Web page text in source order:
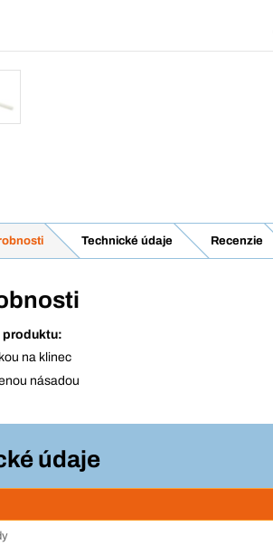
Technické údaje Recenzie
produktu:
na klinec
násadou
údaje